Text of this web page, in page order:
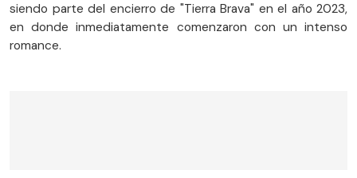
siendo parte del encierro de "Tierra Brava" en el año 2023,
en donde inmediatamente comenzaron con un intenso
romance.